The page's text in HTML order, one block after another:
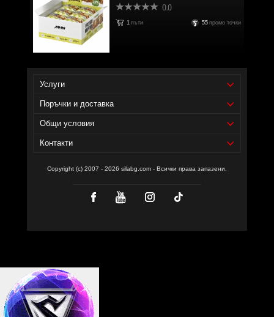
0.0
1 пъти 55 промо точки
Услуги
Поръчки и доставка
Общи условия
Контакти
Copyright (c) 2007 - 2026 silabg.com - Всички права запазени.